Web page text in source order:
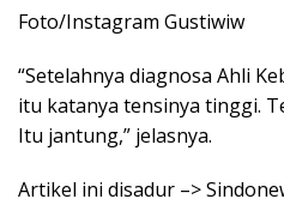
Foto/Instagram Gustiwiw
“Setelahnya diagnosa Ahli
itu katanya tensinya tinggi.
Itu jantung,” jelasnya.
Artikel ini disadur –>